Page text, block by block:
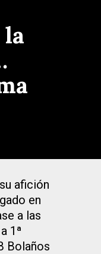
la
afición
en
a las
1ª
Bolaños